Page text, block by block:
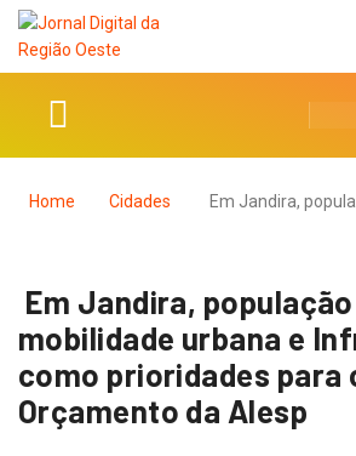
Home Cidades Em Jandira,
Em Jandira,
mobilidade urbana e
como prioridades para
Orçamento da Alesp